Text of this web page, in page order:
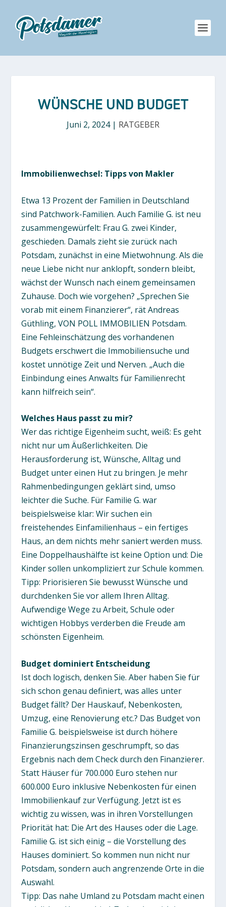
WÜNSCHE UND BUDGET
Juni 2, 2024| RATGEBER
Immobilienwechsel: Tipps von Makler
Etwa 13 Prozent der Familien in Deutschland
sind Patchwork-Familien. Auch Familie G. ist neu
zusammengewürfelt: Frau G. zwei Kinder,
geschieden. Damals zieht sie zurück nach
Potsdam, zunächst in eine Mietwohnung. Als die
neue Liebe nicht nur anklopft, sondern bleibt,
wächst der Wunsch nach einem gemeinsamen
Zuhause. Doch wie vorgehen? „Sprechen Sie
vorab mit einem Finanzierer“, rät Andreas
Güthling, VON POLL IMMOBILIEN Potsdam.
Eine Fehleinschätzung des vorhandenen
Budgets erschwert die Immobiliensuche und
kostet unnötige Zeit und Nerven. „Auch die
Einbindung eines Anwalts für Familienrecht
kann hilfreich sein“.
Welches Haus passt zu mir?
Wer das richtige Eigenheim sucht, weiß: Es geht
nicht nur um Äußerlichkeiten. Die
Herausforderung ist, Wünsche, Alltag und
Budget unter einen Hut zu bringen. Je mehr
Rahmenbedingungen geklärt sind, umso
leichter die Suche. Für Familie G. war
beispielsweise klar: Wir suchen ein
freistehendes Einfamilienhaus – ein fertiges
Haus, an dem nichts mehr saniert werden muss.
Eine Doppelhaushälfte ist keine Option und: Die
Kinder sollen unkompliziert zur Schule kommen.
Tipp: Priorisieren Sie bewusst Wünsche und
durchdenken Sie vor allem Ihren Alltag.
Aufwendige Wege zu Arbeit, Schule oder
wichtigen Hobbys verderben die Freude am
schönsten Eigenheim.
Budget dominiert Entscheidung
Ist doch logisch, denken Sie. Aber haben Sie für
sich schon genau definiert, was alles unter
Budget fällt? Der Hauskauf, Nebenkosten,
Umzug, eine Renovierung etc.? Das Budget von
Familie G. beispielsweise ist durch höhere
Finanzierungszinsen geschrumpft, so das
Ergebnis nach dem Check durch den Finanzierer.
Statt Häuser für 700.000 Euro stehen nur
600.000 Euro inklusive Nebenkosten für einen
Immobilienkauf zur Verfügung. Jetzt ist es
wichtig zu wissen, was in ihren Vorstellungen
Priorität hat: Die Art des Hauses oder die Lage.
Familie G. ist sich einig – die Vorstellung des
Hauses dominiert. So kommen nun nicht nur
Potsdam, sondern auch angrenzende Orte in die
Auswahl.
Tipp: Das nahe Umland zu Potsdam macht einen